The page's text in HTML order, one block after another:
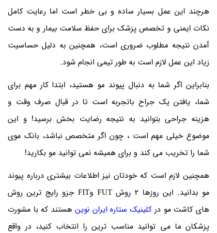
هرچند این عمل بسیار ساده و بی خطر است اما رعایت کامل
نکات ایمنی و تخصص پزشک برای حفظ سلامت بیمار و به دست
آمدن نتیجه مطلوب ضروری است، همچنین به دلیل حساسیت
زیاد این عمل لازم است به طور تیمی انجام شود.
بنابراین اگر شما به دنبال پیوند مو هستید، ابتدا کار مهم برای
شما، یافتن یک جراح باتجربه است تا در قبال صرف وقت و
هزینه جراحی بتوانید به نتیجه رضایت بخش برسید! و این
موضوع خیلی مهم است ، چون اگر متخصص نباشد، بانک موی
شما را تخریب می کند و برای همیشه نمی توانید مو بکارید!
همچنین لازم است که خودتان نیز اطلاعات بیشتری درباره پیوند
مو بدانید. این روزها 2 روش FUT وFIT جزو رایج ترین روش
های کاشت مو در کلینیک ستاره ایران نوین هستند که با مشورت
پزشکان ما می توانید مناسب ترین را انتخاب کنید، در واقع